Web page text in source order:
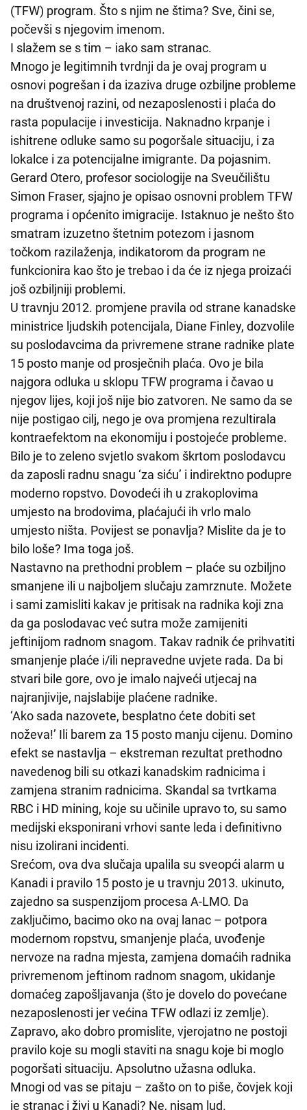
(TFW) program. Što s njim ne štima? Sve, čini se,
počevši s njegovim imenom.
I slažem se s tim – iako sam stranac.
Mnogo je legitimnih tvrdnji da je ovaj program u
osnovi pogrešan i da izaziva druge ozbiljne probleme
na društvenoj razini, od nezaposlenosti i plaća do
rasta populacije i investicija. Naknadno krpanje i
ishitrene odluke samo su pogoršale situaciju, i za
lokalce i za potencijalne imigrante. Da pojasnim.
Gerard Otero, profesor sociologije na Sveučilištu
Simon Fraser, sjajno je opisao osnovni problem TFW
programa i općenito imigracije. Istaknuo je nešto što
smatram izuzetno štetnim potezom i jasnom
točkom razilaženja, indikatorom da program ne
funkcionira kao što je trebao i da će iz njega proizaći
još ozbiljniji problemi.
U travnju 2012. promjene pravila od strane kanadske
ministrice ljudskih potencijala, Diane Finley, dozvolile
su poslodavcima da privremene strane radnike plate
15 posto manje od prosječnih plaća. Ovo je bila
najgora odluka u sklopu TFW programa i čavao u
njegov lijes, koji još nije bio zatvoren. Ne samo da se
nije postigao cilj, nego je ova promjena rezultirala
kontraefektom na ekonomiju i postojeće probleme.
Bilo je to zeleno svjetlo svakom škrtom poslodavcu
da zaposli radnu snagu ‘za siću’ i indirektno podupre
moderno ropstvo. Dovodeći ih u zrakoplovima
umjesto na brodovima, plaćajući ih vrlo malo
umjesto ništa. Povijest se ponavlja? Mislite da je to
bilo loše? Ima toga još.
Nastavno na prethodni problem – plaće su ozbiljno
smanjene ili u najboljem slučaju zamrznute. Možete
i sami zamisliti kakav je pritisak na radnika koji zna
da ga poslodavac već sutra može zamijeniti
jeftinijom radnom snagom. Takav radnik će prihvatiti
smanjenje plaće i/ili nepravedne uvjete rada. Da bi
stvari bile gore, ovo je imalo najveći utjecaj na
najranjivije, najslabije plaćene radnike.
‘Ako sada nazovete, besplatno ćete dobiti set
noževa!’ Ili barem za 15 posto manju cijenu. Domino
efekt se nastavlja – ekstreman rezultat prethodno
navedenog bili su otkazi kanadskim radnicima i
zamjena stranim radnicima. Skandal sa tvrtkama
RBC i HD mining, koje su učinile upravo to, su samo
medijski eksponirani vrhovi sante leda i definitivno
nisu izolirani incidenti.
Srećom, ova dva slučaja upalila su sveopći alarm u
Kanadi i pravilo 15 posto je u travnju 2013. ukinuto,
zajedno sa suspenzijom procesa A-LMO. Da
zaključimo, bacimo oko na ovaj lanac – potpora
modernom ropstvu, smanjenje plaća, uvođenje
nervoze na radna mjesta, zamjena domaćih radnika
privremenom jeftinom radnom snagom, ukidanje
domaćeg zapošljavanja (što je dovelo do povećane
nezaposlenosti jer većina TFW odlazi iz zemlje).
Zapravo, ako dobro promislite, vjerojatno ne postoji
pravilo koje su mogli staviti na snagu koje bi moglo
pogoršati situaciju. Apsolutno užasna odluka.
Mnogi od vas se pitaju – zašto on to piše, čovjek koji
je stranac i živi u Kanadi? Ne, nisam lud.